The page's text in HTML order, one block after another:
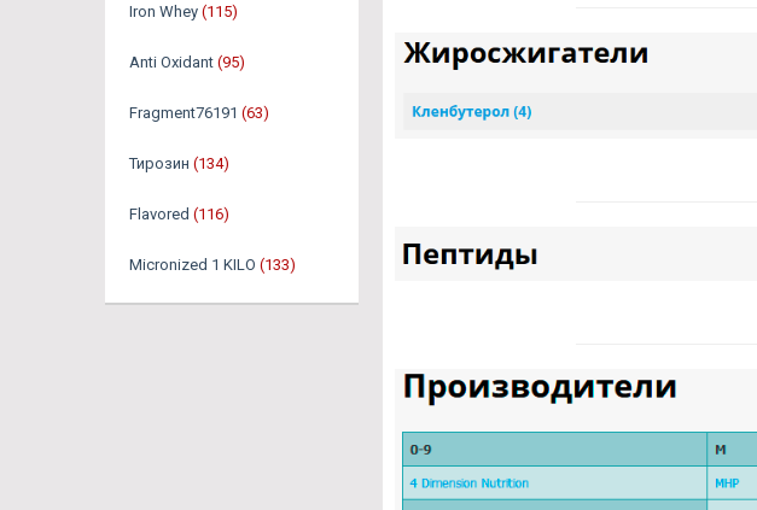
Iron Whey (115)
Anti Oxidant (95)
Fragment76191 (63)
Тирозин (134)
Flavored (116)
Micronized 1 KILO (133)